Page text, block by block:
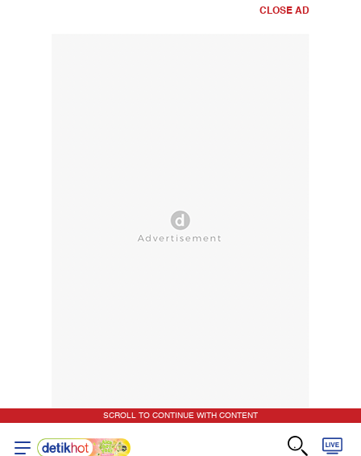
CLOSE AD
SCROLL TO CONTINUE WITH CONTENT